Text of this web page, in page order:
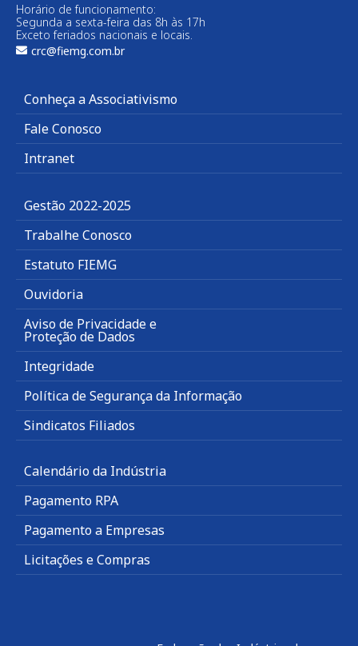
Horário de funcionamento:
Segunda a sexta-feira das 8h às 17h
Exceto feriados nacionais e locais.
crc@fiemg.com.br
Conheça a Associativismo
Fale Conosco
Intranet
Gestão 2022-2025
Trabalhe Conosco
Estatuto FIEMG
Ouvidoria
Aviso de Privacidade e
Proteção de Dados
Integridade
Política de Segurança da Informação
Sindicatos Filiados
Calendário da Indústria
Pagamento RPA
Pagamento a Empresas
Licitações e Compras